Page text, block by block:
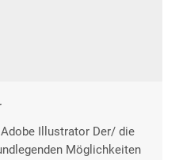
Illustrator Der/ die
Möglichkeiten